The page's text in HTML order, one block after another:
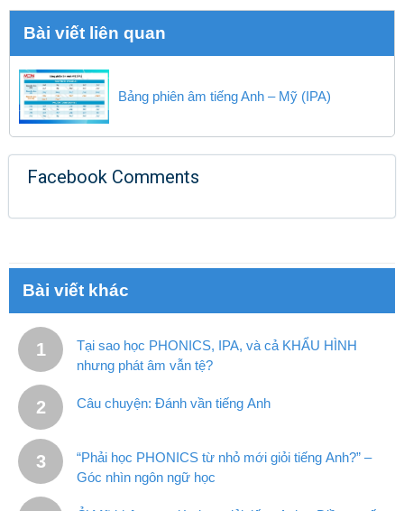
Bài viết liên quan
Bảng phiên âm tiếng Anh – Mỹ (IPA)
Facebook Comments
Bài viết khác
Tại sao học PHONICS, IPA, và cả KHẨU HÌNH
nhưng phát âm vẫn tệ?
Câu chuyện: Đánh vần tiếng Anh
“Phải học PHONICS từ nhỏ mới giỏi tiếng Anh?” –
Góc nhìn ngôn ngữ học